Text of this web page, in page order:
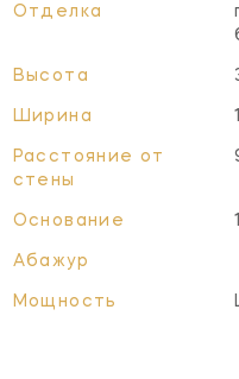
Отделка
Высота
Ширина
Расстояние от
стены
Основание
Абажур
Мощность